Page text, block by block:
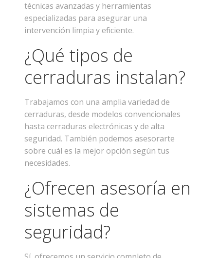
técnicas avanzadas y herramientas
especializadas para asegurar una
intervención limpia y eficiente.
¿Qué tipos de
cerraduras instalan?
Trabajamos con una amplia variedad de
cerraduras, desde modelos convencionales
hasta cerraduras electrónicas y de alta
seguridad. También podemos asesorarte
sobre cuál es la mejor opción según tus
necesidades.
¿Ofrecen asesoría en
sistemas de
seguridad?